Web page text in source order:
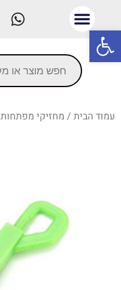
פתח סרגל נגישות
עמוד הבית / מחזיקי מפתחות